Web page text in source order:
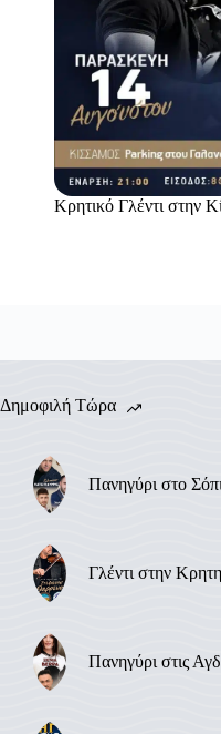
Κρητικό Γλέντι στην
Δημοφιλή Τώρα
Πανηγύρι στο
Γλέντι στην
Πανηγύρι στις